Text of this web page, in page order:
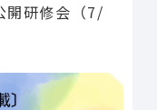
開研修会（7/